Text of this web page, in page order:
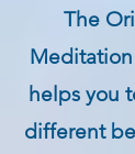
The
helps you
different